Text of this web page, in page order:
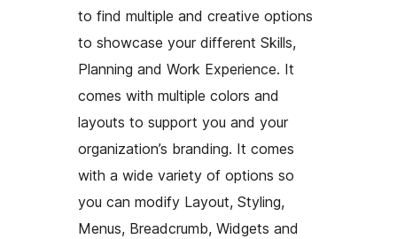
to find multiple and creative options
to showcase your different Skills,
Planning and Work Experience. It
comes with multiple colors and
layouts to support you and your
organization’s branding. It comes
with a wide variety of options so
you can modify Layout, Styling,
Menus, Breadcrumb, Widgets and